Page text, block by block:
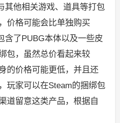
其他相关游戏、道具等打包
价格可能会比单独购买
含了PUBG本体以及一些皮
包，虽然总价看起来较
的价格可能更低，并且还
玩家可以在Steam的捆绑包
道留意这类产品，根据自